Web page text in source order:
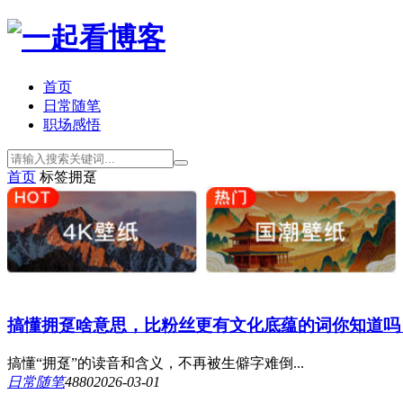
首页
日常随笔
职场感悟
首页 标签拥趸
搞懂拥趸啥意思，比粉丝更有文化底蕴的词你知道
搞懂“拥趸”的读音和含义，不再被生僻字难倒...
日常随笔48802026-03-01